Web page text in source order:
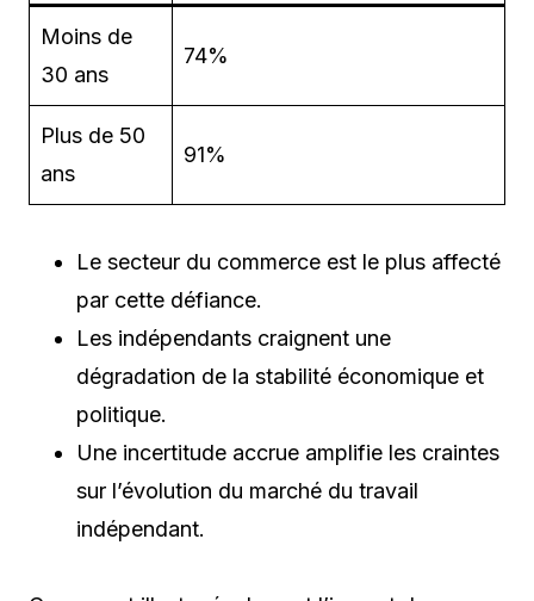
Moins de
30 ans
74%
Plus de 50
ans
91%
Le secteur du commerce est le plus affecté
par cette défiance.
Les indépendants craignent une
dégradation de la stabilité économique et
politique.
Une incertitude accrue amplifie les craintes
sur l’évolution du marché du travail
indépendant.